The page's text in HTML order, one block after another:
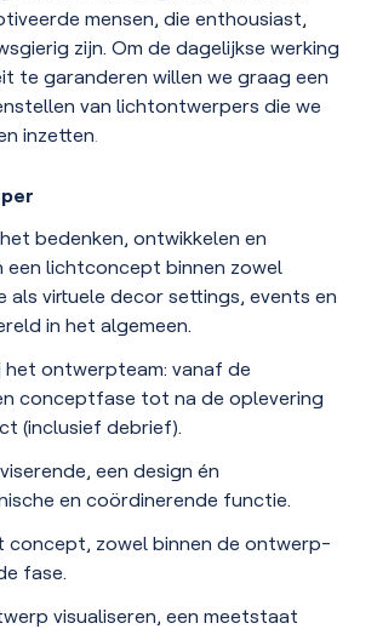
mensen, die enthousiast,
zijn. Om de dagelijkse werking
te garanderen willen we graag een
van lichtontwerpers die we
inzetten.
bedenken, ontwikkelen en
een lichtconcept binnen zowel
als virtuele decor settings, events en
in het algemeen.
het ontwerpteam: vanaf de
conceptfase tot na de oplevering
(inclusief debrief).
een design én
en coördinerende functie.
concept, zowel binnen de ontwerp-
fase.
visualiseren, een meetstaat